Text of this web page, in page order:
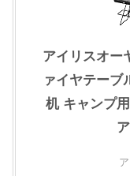
アイリスオー
ァイヤテーブ
机 キャンプ